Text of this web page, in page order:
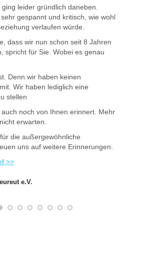
leider gründlich daneben.
gespannt und kritisch, wie wohl
verlaufen würde.
dass wir nun schon seit 8 Jahren
spricht für Sie. Wobei es genau
Denn wir haben keinen
Wir haben lediglich eine
stellen
noch von Ihnen erinnert. Mehr
erwarten.
die außergewöhnliche
uns auf weitere Erinnerungen.
>>
e.V.